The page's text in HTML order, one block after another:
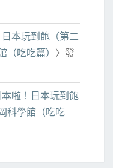
本玩到飽（第二
（吃吃篇） 〉發
啦！日本玩到飽
科學館（吃吃